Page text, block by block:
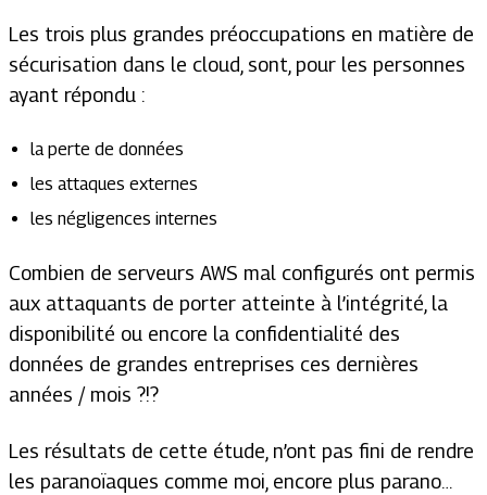
Les trois plus grandes préoccupations en matière de
sécurisation dans le cloud, sont, pour les personnes
ayant répondu :
la perte de données
les attaques externes
les négligences internes
Combien de serveurs AWS mal configurés ont permis
aux attaquants de porter atteinte à l’intégrité, la
disponibilité ou encore la confidentialité des
données de grandes entreprises ces dernières
années / mois ?!?
Les résultats de cette étude, n’ont pas fini de rendre
les paranoïaques comme moi, encore plus parano…